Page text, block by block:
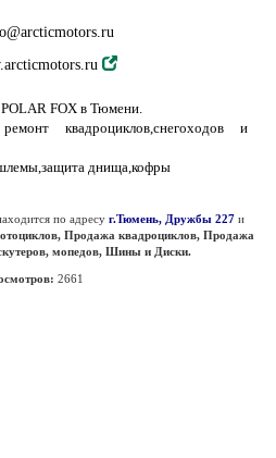
FOX в Тюмени.
квадроциклов,снегоходов и
днища,кофры
по адресу г.Тюмень, Дружбы 227 и
Продажа квадроциклов, Продажа
мопедов, Шины и Диски.
2661